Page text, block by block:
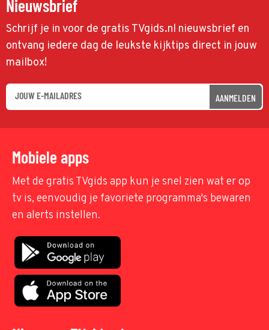
Nieuwsbrief
Schrijf je in voor de gratis TVgids.nl nieuwsbrief en
ontvang iedere dag de leukste kijktips direct in jouw
mailbox!
AANMELDEN
Mobiele apps
Met de gratis TVgids app kun je snel zien wat er op
tv is, eenvoudig je favoriete programma's bewaren
en alerts instellen.